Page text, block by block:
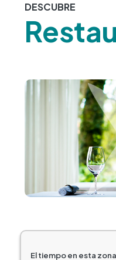
DESCUBRE
Imagen
El tiempo en esta zona